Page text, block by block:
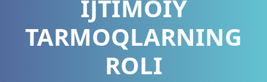
IJTIMOIY
TARMOQLARNING
ROLI